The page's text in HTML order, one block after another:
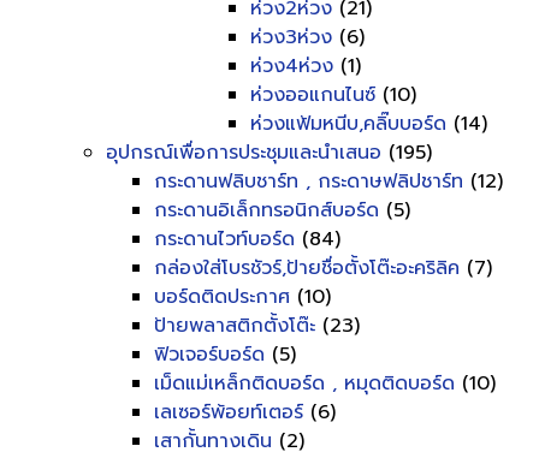
ห่วง2ห่วง (21)
ห่วง3ห่วง (6)
ห่วง4ห่วง (1)
ห่วงออแกนไนซ์ (10)
ห่วงแฟ้มหนีบ,คลิ๊บบอร์ด (14)
อุปกรณ์เพื่อการประชุมและนำเสนอ (195)
กระดานฟลิบชาร์ท , กระดาษฟลิปชาร์ท (12)
กระดานอิเล็กทรอนิกส์บอร์ด (5)
กระดานไวท์บอร์ด (84)
กล่องใส่โบรชัวร์,ป้ายชื่อตั้งโต๊ะอะคริลิค (7)
บอร์ดติดประกาศ (10)
ป้ายพลาสติกตั้งโต๊ะ (23)
ฟิวเจอร์บอร์ด (5)
เม็ดแม่เหล็กติดบอร์ด , หมุดติดบอร์ด (10)
เลเซอร์พ้อยท์เตอร์ (6)
เสากั้นทางเดิน (2)